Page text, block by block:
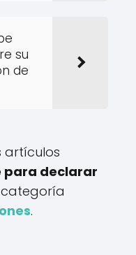
su
de
artículos
para declarar
.